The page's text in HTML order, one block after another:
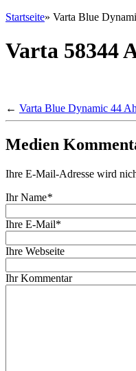
Startseite» Varta Blue
Varta 58344
← Varta Blue Dynamic 44
Medien
Ihre E-Mail-Adresse wird
Ihr Name*
Ihre E-Mail*
Ihre Webseite
Ihr Kommentar